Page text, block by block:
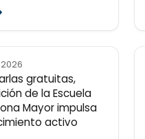
gratuitas,
de la Escuela
Mayor impulsa
activo